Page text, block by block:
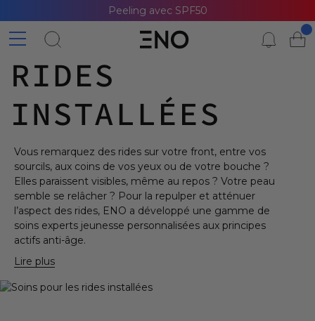
RIDES
INSTALLÉES
Vous remarquez des rides sur votre front, entre vos
sourcils, aux coins de vos yeux ou de votre bouche ?
Elles paraissent visibles, même au repos ? Votre peau
semble se relâcher ? Pour la repulper et atténuer
l’aspect des rides, ENO a développé une gamme de
soins experts jeunesse personnalisées aux principes
actifs anti-âge.
Lire plus
Peeling avec SPF50